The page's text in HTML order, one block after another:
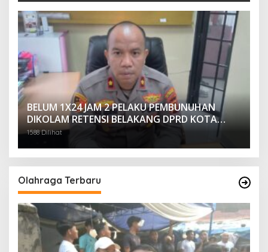
BELUM 1X24 JAM 2 PELAKU PEMBUNUHAN
DIKOLAM RETENSI BELAKANG DPRD KOTA
PALEMBANG TELAH DIRINGKUS ANGGOTA
1588 Dilihat
Olahraga Terbaru